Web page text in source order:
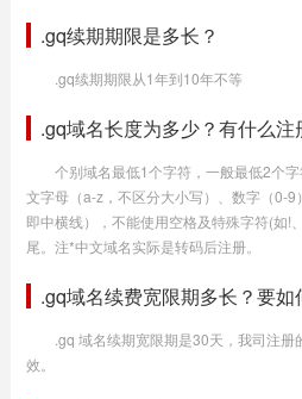
.gq续期期限是多长？
.gq续期期限从1年到10年不等
.gq域名长度为多少？有什么注
个别域名最低1个字符，一般最低2个
文字母（a-z，不区分大小写）、数字（0-9
即中横线），不能使用空格及特殊字符(如!
尾。注*中文域名实际是转码后注册。
.gq域名续费宽限期多长？要如
.gq 域名续期宽限期是30天，我司注
效。